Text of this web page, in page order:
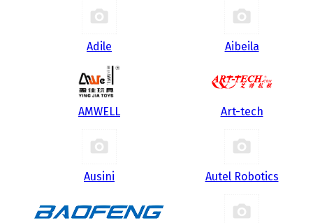
Adile Aibeila
AMWELL Art-tech
Ausini Autel Robotics